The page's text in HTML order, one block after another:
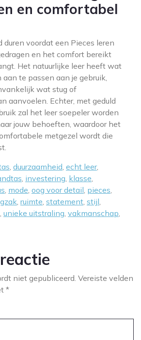
en comfortabel
duren voordat een Pieces leren
en het comfort bereikt
Het natuurlijke leer heeft wat
te passen aan je gebruik,
wat stug of
aanvoelen. Echter, met geduld
zal het leer soepeler worden
jouw behoeften, waardoor het
metgezel wordt die
, duurzaamheid, echt leer,
, investering, klasse,
, mode, oog voor detail, pieces,
, ruimte, statement, stijl,
, unieke uitstraling, vakmanschap,
niet gepubliceerd. Vereiste velden
*